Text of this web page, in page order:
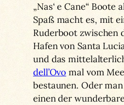
„Nas‘ e Cane“ Boote
Spaß macht es, mit
Ruderboot zwischen
Hafen von Santa
und das
dell’Ovo mal vom
bestaunen. Oder
einen der